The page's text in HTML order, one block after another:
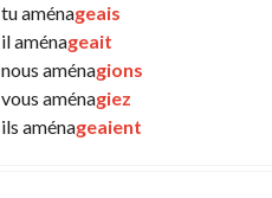
tu aménageais
il aménageait
nous aménagions
vous aménagiez
ils aménageaient